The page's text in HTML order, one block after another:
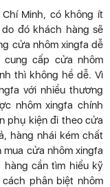
Minh, có không ít
đó khách hàng sẽ
cửa nhôm xingfa dễ
cấp cửa nhôm
thì không hề dễ. Vì
với nhiều thương
nhôm xingfa chính
phụ kiện đi theo cửa
hàng nhái kém chất
cửa nhôm xingfa
hàng cần tìm hiểu kỹ
phân biệt nhôm